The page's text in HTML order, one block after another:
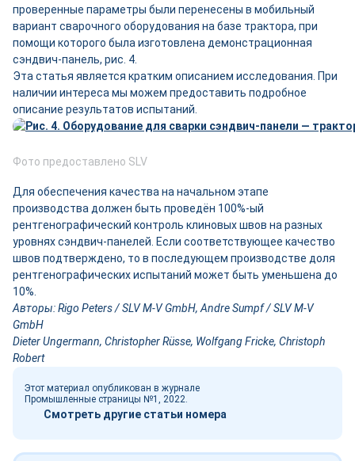
проверенные параметры были перенесены в мобильный
вариант сварочного оборудования на базе трактора, при
помощи которого была изготовлена демонстрационная
сэндвич-панель, рис. 4.
Эта статья является кратким описанием исследования. При
наличии интереса мы можем предоставить подробное
описание результатов испытаний.
Фото предоставлено SLV
Для обеспечения качества на начальном этапе
производства должен быть проведён 100%-ый
рентгенографический контроль клиновых швов на разных
уровнях сэндвич-панелей. Если соответствующее качество
швов подтверждено, то в последующем производстве доля
рентгенографических испытаний может быть уменьшена до
10%.
Авторы: Rigo Peters / SLV M-V GmbH, Andre Sumpf / SLV M-V
GmbH
Dieter Ungermann, Christopher Rüsse, Wolfgang Fricke, Christoph
Robert
Этот материал опубликован в журнале
Промышленные страницы №1, 2022.
Смотреть другие статьи номера